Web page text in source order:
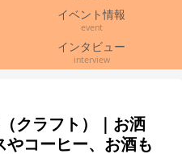
イベント情報
event
インタビュー
interview
クラフト）｜お洒
やコーヒー、お酒も